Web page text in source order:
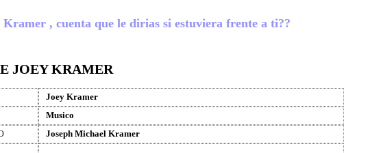
Kramer , cuenta que le dirias si estuviera frente a ti??
JOEY KRAMER
Joey Kramer
Musico
Joseph Michael Kramer